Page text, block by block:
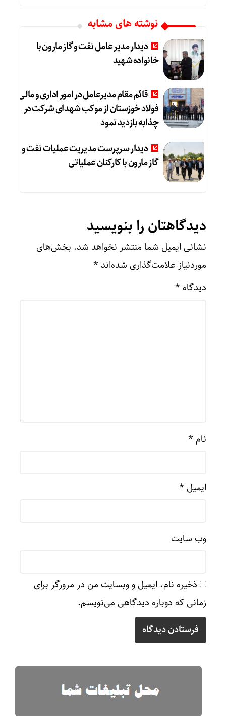
نوشته های مشابه
دیدار مدیر عامل نفت و گاز مارون با
خانواده شهید
قائم مقام مدیرعامل در امور اداری و مالی
فولاد خوزستان از موکب شهدای شرکت در
چذابه بازدید نمود
دیدار سرپرست مدیریت عملیات نفت و
گاز مارون با کارکنان عملیاتی
دیدگاهتان را بنویسید
نشانی ایمیل شما منتشر نخواهد شد. بخش‌های
موردنیاز علامت‌گذاری شده‌اند *
دیدگاه *
نام *
ایمیل *
وب‌ سایت
ذخیره نام، ایمیل و وبسایت من در مرورگر برای
زمانی که دوباره دیدگاهی می‌نویسم.